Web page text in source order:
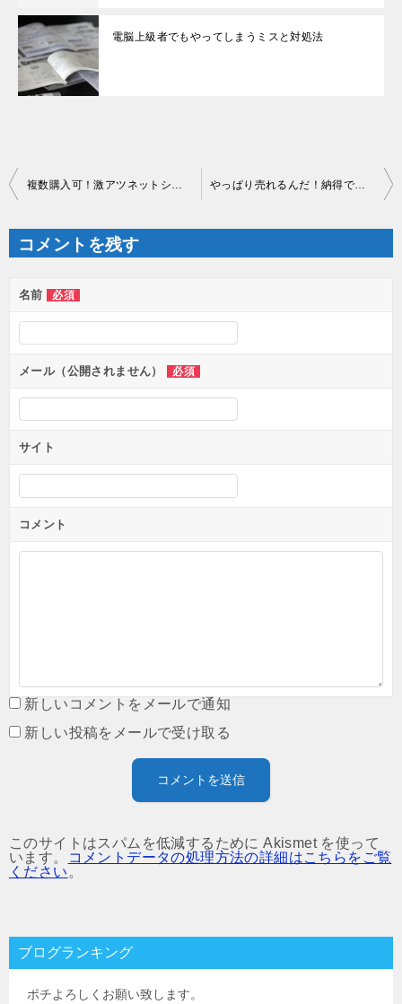
電脳上級者でもやってしまうミスと対処法
投
稿
ナ
ゲ
ー
シ
ン
コメントを残す
名前 必須
メール（公開されません） 必須
サイト
コメント
新しいコメントをメールで通知
新しい投稿をメールで受け取る
このサイトはスパムを低減するために Akismet を使って
います。
コメントデータの処理方法の詳細はこちらをご覧
ください 。
ブログランキング
ポチよろしくお願い致します。